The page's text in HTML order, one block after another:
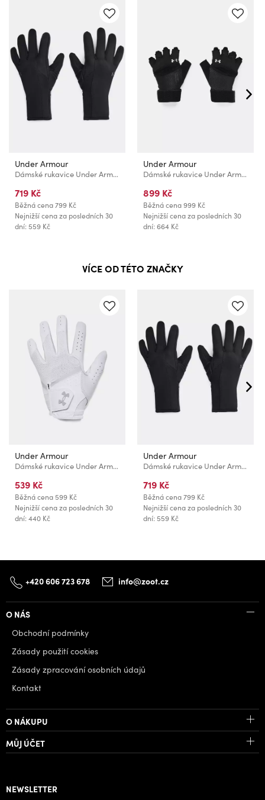
Under Armour
Dámské rukavice Under Armour UA Storm Fleece Gloves
719 Kč
Běžná cena799 Kč
Nejnižší cena za posledních 30
dní: 559 Kč
Under Armour
Dámské rukavice Under Armour W's Weightlifting Gloves
899 Kč
Běžná cena999 Kč
Nejnižší cena za posledních 30
dní: 664 Kč
VÍCE OD TÉTO ZNAČKY
Under Armour
Dámské rukavice Under Armour UA Women IsoChill Golf Glove
539 Kč
Běžná cena599 Kč
Nejnižší cena za posledních 30
dní: 440 Kč
Under Armour
Dámské rukavice Under Armour UA Storm Fleece Gloves
719 Kč
Běžná cena799 Kč
Nejnižší cena za posledních 30
dní: 559 Kč
+420 606 723 678 info@zoot.cz
O NÁS
Obchodní podmínky
Zásady použití cookies
Zásady zpracování osobních údajů
Kontakt
O NÁKUPU
MŮJ ÚČET
NEWSLETTER